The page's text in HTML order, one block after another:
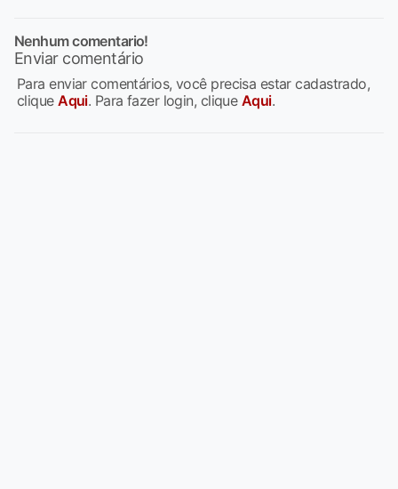
Nenhum comentario!
Enviar comentário
Para enviar comentários, você precisa estar cadastrado,
cliqueAqui. Para fazer login, clique Aqui.